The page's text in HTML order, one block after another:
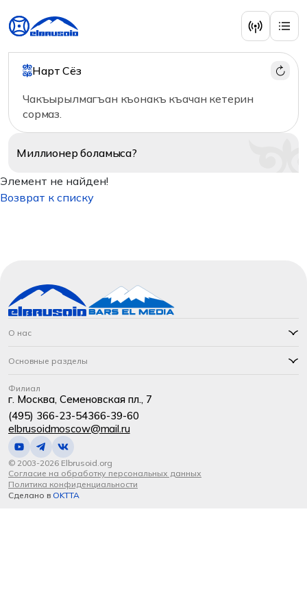
Нарт Сёз
Чакъырылмагъан къонакъ къачан кетерин
сормаз.
Миллионерболамыса?
Элемент не найден!
Возврат к списку
О нас
Основные разделы
Филиал
г. Москва, Семеновская пл., 7
(495) 366-23-54366-39-60
elbrusoidmoscow@mail.ru
© 2003-2026 Elbrusoid.org
Согласие на обработку персональных данных
Политика конфиденциальности
Сделано в OKTTA